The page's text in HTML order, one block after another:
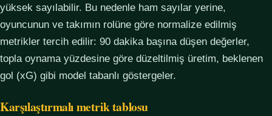
yüksek sayılabilir. Bu nedenle ham sayılar yerine,
oyuncunun ve takımın rolüne göre normalize edilmiş
metrikler tercih edilir: 90 dakika başına düşen değerler,
topla oynama yüzdesine göre düzeltilmiş üretim, beklenen
gol (xG) gibi model tabanlı göstergeler.
Karşılaştırmalı metrik tablosu